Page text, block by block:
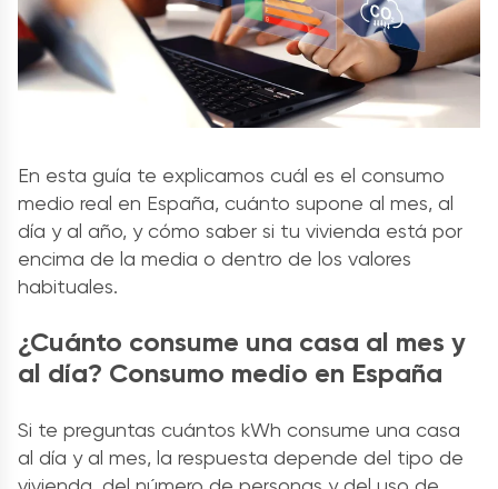
En esta guía te explicamos cuál es el consumo
medio real en España, cuánto supone al mes, al
día y al año, y cómo saber si tu vivienda está por
encima de la media o dentro de los valores
habituales.
¿Cuánto consume una casa al mes y
al día? Consumo medio en España
Si te preguntas cuántos kWh consume una casa
al día y al mes, la respuesta depende del tipo de